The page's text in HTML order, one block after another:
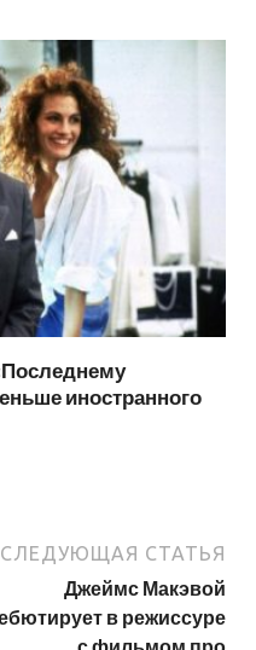
иностранного
СЛЕДУЮЩАЯ СТАТЬЯ
Джеймс Макэвой
в режиссуре
с фильмом про